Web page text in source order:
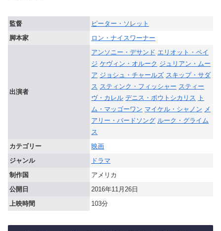
監督
ピーター・ソレット
脚本家
ロン・ナイスワーナー
出演者
アンソニー・デサンド エリオット・ペイ
ジ ケヴィン・オルーク ジュリアン・ムー
ア ジョシュ・チャールズ スキップ・サダ
ス スティンク・フィッシャー スティー
ヴ・カレル デニス・ボウトシカリス ト
ム・マッゴーワン マイケル・シャノン メ
アリー・バードソング ルーク・グライム
ス
カテゴリー
映画
ジャンル
ドラマ
制作国
アメリカ
公開日
2016年11月26日
上映時間
103分